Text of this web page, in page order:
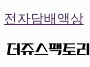
전자담배액상